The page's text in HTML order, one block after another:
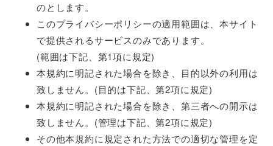
のとします。
このプライバシーポリシーの適用範囲は、本サイト
で提供されるサービスのみであります。
(範囲は下記、第1項に規定)
本規約に明記された場合を除き、目的以外の利用は
致しません。(目的は下記、第2項に規定)
本規約に明記された場合を除き、第三者への開示は
致しません。(管理は下記、第2項に規定)
その他本規約に規定された方法での適切な管理を定